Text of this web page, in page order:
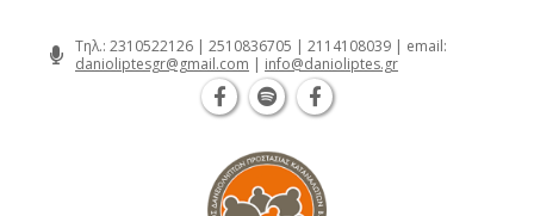
Τηλ.: 2310522126 | 2510836705 | 2114108039 | email:
danioliptesgr@gmail.com | info@danioliptes.gr